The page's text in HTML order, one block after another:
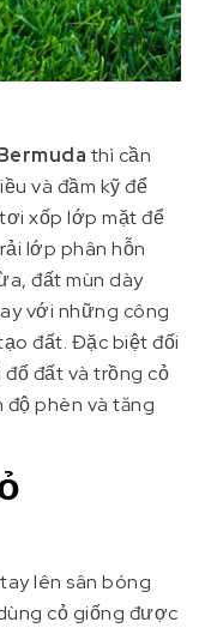
thì cần
và đầm kỹ để
xốp lớp mặt để
lớp phân hỗn
đất mùn dày
với những công
đất. Đặc biệt đối
đất và trồng cỏ
độ phèn và tăng
lên sân bóng
cỏ giống được